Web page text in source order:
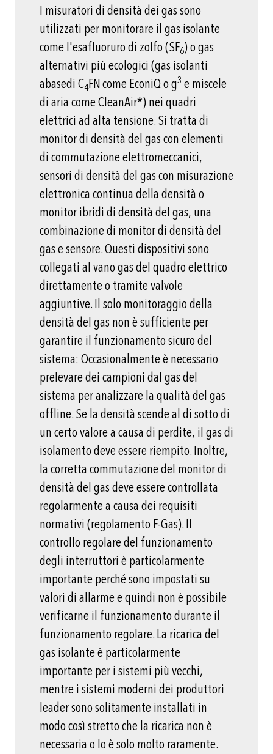
I misuratori di densità dei gas sono
utilizzati per monitorare il gas isolante
come l'esafluoruro di zolfo (SF6) o gas
alternativi più ecologici (gas isolanti
abasedi C4FN come EconiQ o g3 e miscele
di aria come CleanAir*) nei quadri
elettrici ad alta tensione. Si tratta di
monitor di densità del gas con elementi
di commutazione elettromeccanici,
sensori di densità del gas con misurazione
elettronica continua della densità o
monitor ibridi di densità del gas, una
combinazione di monitor di densità del
gas e sensore. Questi dispositivi sono
collegati al vano gas del quadro elettrico
direttamente o tramite valvole
aggiuntive. Il solo monitoraggio della
densità del gas non è sufficiente per
garantire il funzionamento sicuro del
sistema: Occasionalmente è necessario
prelevare dei campioni dal gas del
sistema per analizzare la qualità del gas
offline. Se la densità scende al di sotto di
un certo valore a causa di perdite, il gas di
isolamento deve essere riempito. Inoltre,
la corretta commutazione del monitor di
densità del gas deve essere controllata
regolarmente a causa dei requisiti
normativi (regolamento F-Gas). Il
controllo regolare del funzionamento
degli interruttori è particolarmente
importante perché sono impostati su
valori di allarme e quindi non è possibile
verificarne il funzionamento durante il
funzionamento regolare. La ricarica del
gas isolante è particolarmente
importante per i sistemi più vecchi,
mentre i sistemi moderni dei produttori
leader sono solitamente installati in
modo così stretto che la ricarica non è
necessaria o lo è solo molto raramente.